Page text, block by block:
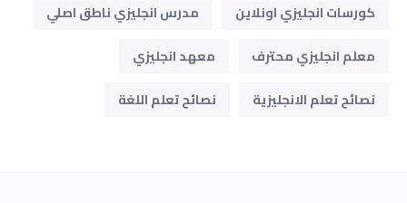
كورسات انجليزي اونلاين
مدرس انجليزي ناطق اصلي
معلم انجليزي محترف
معهد انجليزي
نصائح تعلم الانجليزية
نصائح تعلم اللغة